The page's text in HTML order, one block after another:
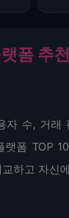
폼 추
자 수, 거래
랫폼 TOP
하고 자신